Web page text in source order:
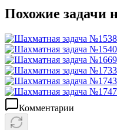
Похожие задачи
Комментарии